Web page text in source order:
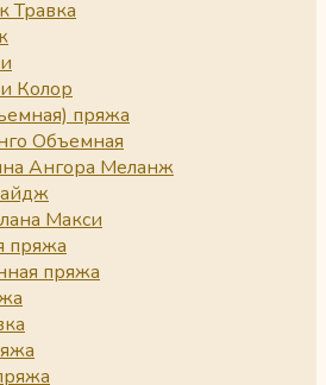
Травка
Колор
пряжа
Объемная
Ангора Меланж
Макси
пряжа
пряжа